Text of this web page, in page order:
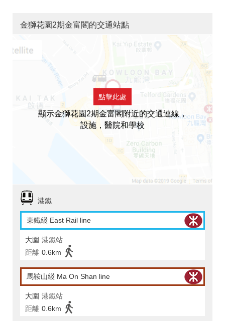
金獅花園2期金富閣的交通站點
點擊此處
顯示金獅花園2期金富閣附近的交通連線，
設施，醫院和學校
港鐵
東鐵綫 East Rail line
大圍 港鐵站
距離 0.6km
馬鞍山綫 Ma On Shan line
大圍 港鐵站
距離 0.6km